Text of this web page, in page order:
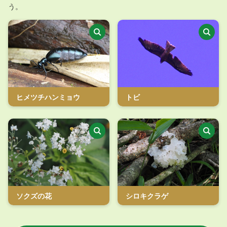
う。
ヒメツチハンミョウ トビ
ソクズの花 シロキクラゲ